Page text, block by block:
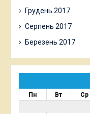
Грудень 2017
Серпень 2017
Березень 2017
Пн Вт Ср